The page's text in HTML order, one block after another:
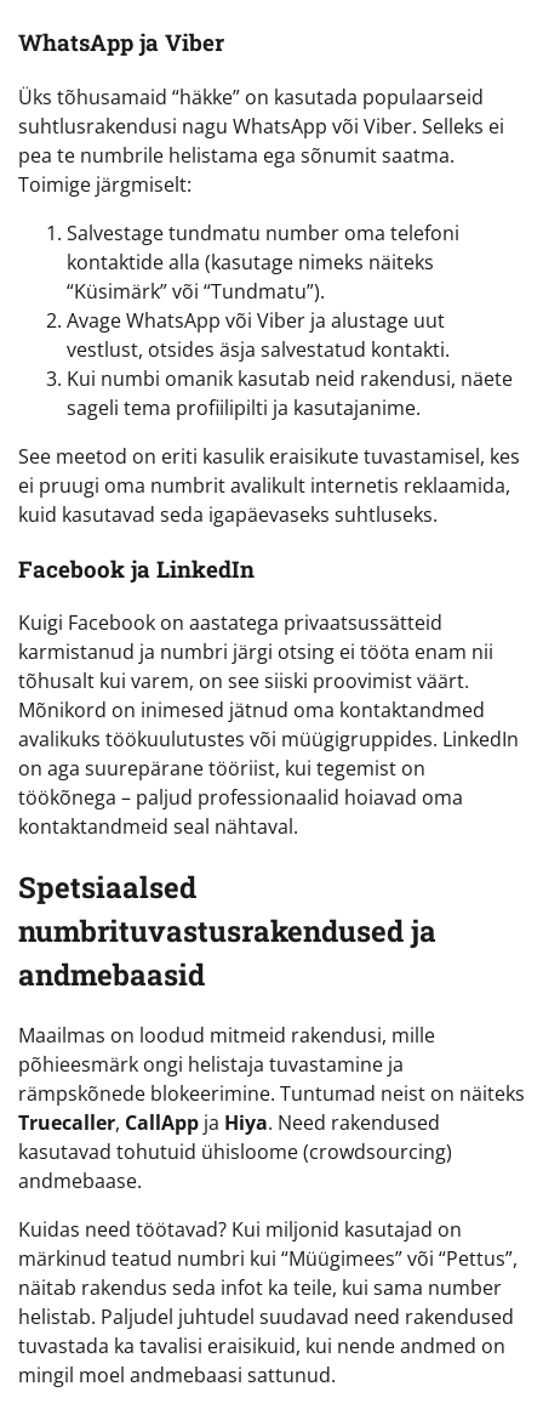
WhatsApp ja Viber
Üks tõhusamaid “häkke” on kasutada populaarseid
suhtlusrakendusi nagu WhatsApp või Viber. Selleks ei
pea te numbrile helistama ega sõnumit saatma.
Toimige järgmiselt:
Salvestage tundmatu number oma telefoni
kontaktide alla (kasutage nimeks näiteks
“Küsimärk” või “Tundmatu”).
Avage WhatsApp või Viber ja alustage uut
vestlust, otsides äsja salvestatud kontakti.
Kui numbi omanik kasutab neid rakendusi, näete
sageli tema profiilipilti ja kasutajanime.
See meetod on eriti kasulik eraisikute tuvastamisel, kes
ei pruugi oma numbrit avalikult internetis reklaamida,
kuid kasutavad seda igapäevaseks suhtluseks.
Facebook ja LinkedIn
Kuigi Facebook on aastatega privaatsussätteid
karmistanud ja numbri järgi otsing ei tööta enam nii
tõhusalt kui varem, on see siiski proovimist väärt.
Mõnikord on inimesed jätnud oma kontaktandmed
avalikuks töökuulutustes või müügigruppides. LinkedIn
on aga suurepärane tööriist, kui tegemist on
töökõnega – paljud professionaalid hoiavad oma
kontaktandmeid seal nähtaval.
Spetsiaalsed
numbrituvastusrakendused ja
andmebaasid
Maailmas on loodud mitmeid rakendusi, mille
põhieesmärk ongi helistaja tuvastamine ja
rämpskõnede blokeerimine. Tuntumad neist on näiteks
Truecaller, CallApp ja Hiya. Need rakendused
kasutavad tohutuid ühisloome (crowdsourcing)
andmebaase.
Kuidas need töötavad? Kui miljonid kasutajad on
märkinud teatud numbri kui “Müügimees” või “Pettus”,
näitab rakendus seda infot ka teile, kui sama number
helistab. Paljudel juhtudel suudavad need rakendused
tuvastada ka tavalisi eraisikuid, kui nende andmed on
mingil moel andmebaasi sattunud.